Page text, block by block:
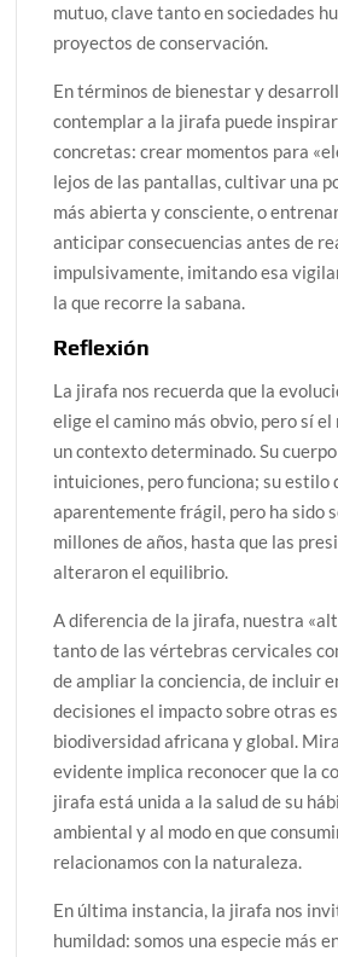
mutuo, clave tanto en sociedades
proyectos de conservación.
En términos de bienestar y
contemplar a la jirafa puede
concretas: crear momentos para
lejos de las pantallas, cultivar una
más abierta y consciente, o
anticipar consecuencias antes de
impulsivamente, imitando esa
la que recorre la sabana.
Reflexión
La jirafa nos recuerda que la
elige el camino más obvio, pero sí
un contexto determinado. Su
intuiciones, pero funciona; su estilo
aparentemente frágil, pero ha sido
millones de años, hasta que las
alteraron el equilibrio.
A diferencia de la jirafa, nuestra
tanto de las vértebras cervicales
de ampliar la conciencia, de incluir
decisiones el impacto sobre otras
biodiversidad africana y global.
evidente implica reconocer que la
jirafa está unida a la salud de su
ambiental y al modo en que
relacionamos con la naturaleza.
En última instancia, la jirafa nos
humildad: somos una especie más